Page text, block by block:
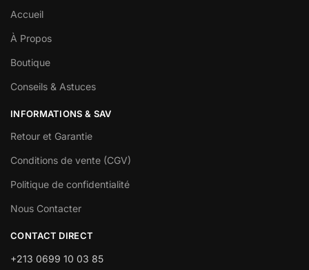
Accueil
À Propos
Boutique
Conseils & Astuces
INFORMATIONS & SAV
Retour et Garantie
Conditions de vente (CGV)
Politique de confidentialité
Nous Contacter
CONTACT DIRECT
+213 0699 10 03 85